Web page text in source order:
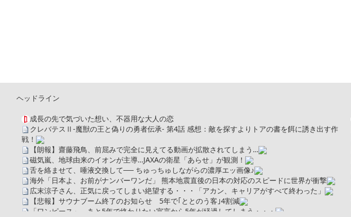
ヘッドライン
成長の先で気づいた想い、不器用な大人の恋
クレバテスⅡ-魔獣の王と偽りの勇者伝承- 第4話 感想：敵を探すよりトアの書を餌に誘き出す作
戦！
【朗報】齋藤飛鳥、前屈みで完全に見えてる動画が拡散されてしまう…
磁気嵐、地球由来のイオンが主導…JAXAの衛星「あらせ」が観測！
舌を絡ませて、唾液交換して── ちゅっちゅしながらの濃厚エッ画像♪
海外「日本よ、お前がナンバーワンだ」 熊本地震直後の日本の対応のスピードに世界が衝撃
広末涼子さん、正気に戻ってしまい絶望する・・・「アカン、キャリアがすべて終わった」
【悲報】サウナブーム終了のお知らせ 5年で｢ととのう客｣4割減
「ワンピース」、あと5年で終わりたい宣言から5年が経過してしまう・・・